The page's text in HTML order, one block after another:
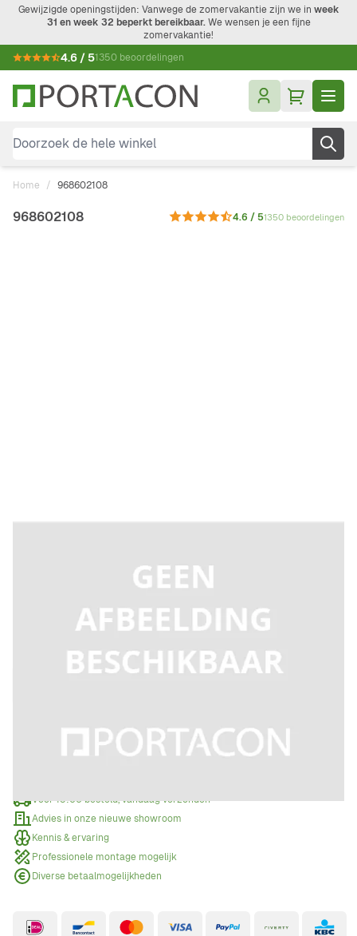
Ga naar de inhoud
Gewijzigde openingstijden: Vanwege de zomervakantie zijn we in week
31 en week 32 beperkt bereikbaar.We wensen je een fijne
zomervakantie!
4.6 / 51350 beoordelingen
Doorzoek de hele winkel
Home / 968602108
968602108 4.6 / 51350 beoordelingen
Incl. BTW
€ 707,85
Offerte aanvragen
Wanneer een offerte aanvragen?
Voor 15:00 besteld, vandaag verzonden
Advies in onze nieuwe showroom
Kennis & ervaring
Professionele montage mogelijk
Diverse betaalmogelijkheden